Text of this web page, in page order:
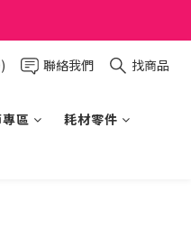
聯絡我們 找商品
區
耗材零件